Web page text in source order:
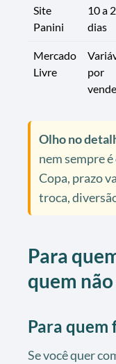
Site
Panini
10 a
dias
Mercado
Livre
por
Olho no
nem sempre
Copa, prazo
troca,
Para
quem
Para quem
Se você quer